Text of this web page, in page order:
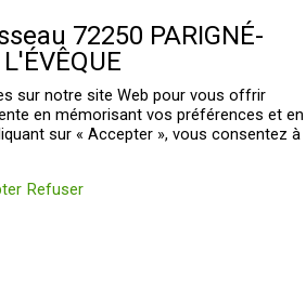
72250 PARIGNÉ-
L'ÉVÊQUE
sur notre site Web pour vous offrir
en mémorisant vos préférences et en
sur « Accepter », vous consentez à
Refuser